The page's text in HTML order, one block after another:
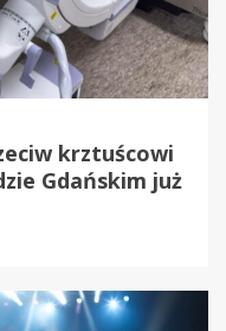
krztuścowi
Gdańskim już